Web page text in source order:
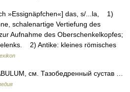
»Essignäpfchen«] das, s/...la, 1)
schalenartige Vertiefung des
Aufnahme des Oberschenkelkopfes;
2) Antike: kleines römisches
см. Тазобедренный сустав …